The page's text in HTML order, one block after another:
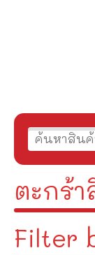
ตะกร้
Filter